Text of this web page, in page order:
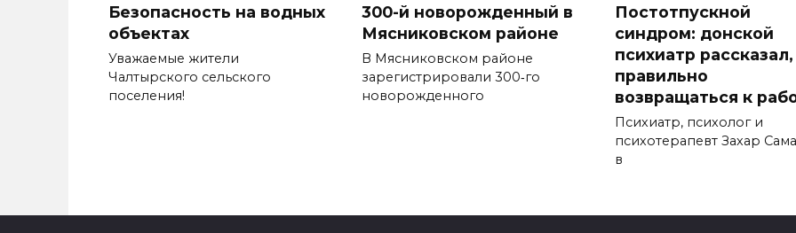
Безопасность на водных
объектах
Уважаемые жители
Чалтырского сельского
поселения!
300-й новорожденный в
Мясниковском районе
В Мясниковском районе
зарегистрировали 300‑го
новорожденного
Постотпускной
синдром: донской
психиатр
правильно
возвращаться к
Психиатр, психолог и
психотерапевт Захар
в